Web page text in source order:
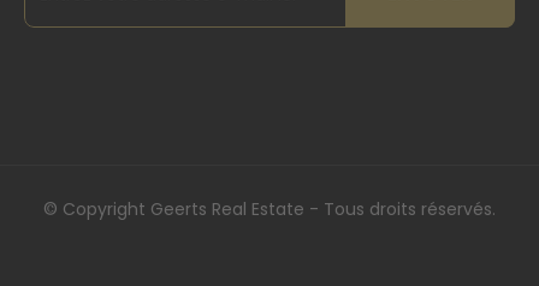
© Copyright Geerts Real Estate - Tous droits réservés.